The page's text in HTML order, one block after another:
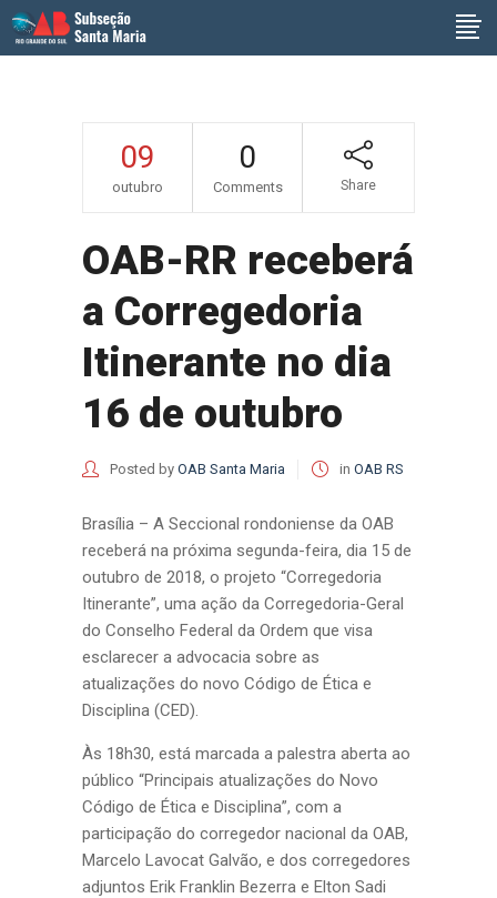
09
outubro
0
Comments Share
OAB-RR receberá
a Corregedoria
Itinerante no dia
16 de outubro
Posted by OAB Santa Maria in OAB RS
Brasília – A Seccional rondoniense da OAB
receberá na próxima segunda-feira, dia 15 de
outubro de 2018, o projeto “Corregedoria
Itinerante”, uma ação da Corregedoria-Geral
do Conselho Federal da Ordem que visa
esclarecer a advocacia sobre as
atualizações do novo Código de Ética e
Disciplina (CED).
Às 18h30, está marcada a palestra aberta ao
público “Principais atualizações do Novo
Código de Ética e Disciplina”, com a
participação do corregedor nacional da OAB,
Marcelo Lavocat Galvão, e dos corregedores
adjuntos Erik Franklin Bezerra e Elton Sadi